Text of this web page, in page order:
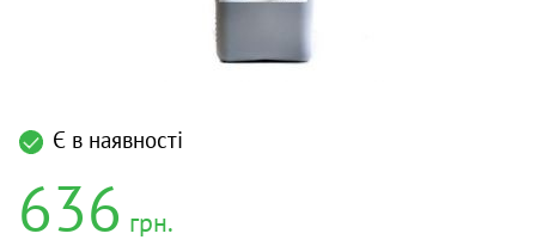
Є в наявності
636 грн.